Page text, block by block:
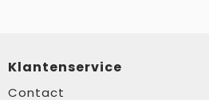
Klantenservice
Contact